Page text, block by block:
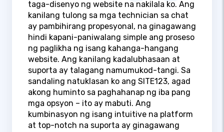
taga-disenyo ng website na nakilala ko. Ang
kanilang tulong sa mga technician sa chat
ay pambihirang propesyonal, na ginagawang
hindi kapani-paniwalang simple ang proseso
ng paglikha ng isang kahanga-hangang
website. Ang kanilang kadalubhasaan at
suporta ay talagang namumukod-tangi. Sa
sandaling natuklasan ko ang SITE123, agad
akong huminto sa paghahanap ng iba pang
mga opsyon – ito ay mabuti. Ang
kumbinasyon ng isang intuitive na platform
at top-notch na suporta ay ginagawang